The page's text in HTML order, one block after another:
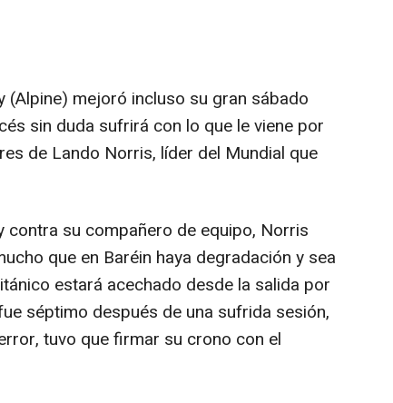
(Alpine) mejoró incluso su gran sábado
sin duda sufrirá con lo que le viene por
de Lando Norris, líder del Mundial que
contra su compañero de equipo, Norris
que en Baréin haya degradación y sea
estará acechado desde la salida por
séptimo después de una sufrida sesión,
tuvo que firmar su crono con el